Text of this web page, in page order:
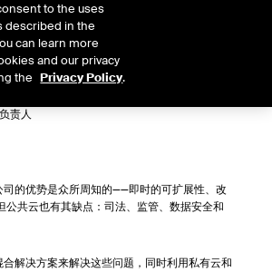
责人
司的优势是众所周知的——即时的可扩展性、改
公共云也有其缺点：司法、监管、数据安全和
解决方案来解决这些问题，同时利用私有云和
to the uses
described in the
can learn more
and our privacy
the Privacy Policy.